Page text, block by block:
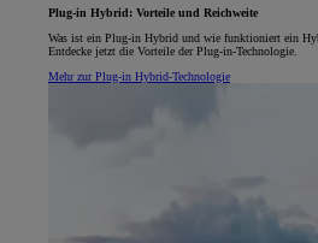
Plug-in Hybrid: Vorteile und Reichweite
Was ist ein Plug-in Hybrid und wie funktioniert ein
Entdecke jetzt die Vorteile der Plug-in-Technologie.
Mehr zur Plug-in Hybrid-Technologie